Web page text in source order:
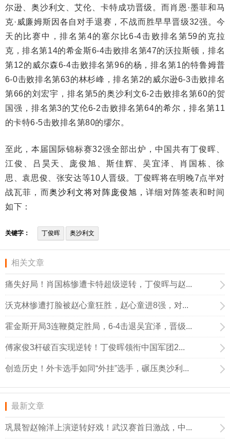
尔逊、奥沙利文、艾伦、卡特成功晋级。而肖恩·墨菲和马
克·威廉姆斯因各自对手退赛，不战而胜早早晋级32强。今
天的比赛中，排名第4的塞尔比6-4击败排名第59的克拉
克，排名第14的希金斯6-4击败排名第47的沃拉斯顿，排名
第12的威尔森6-4击败排名第96的杨，排名第1的特鲁姆普
6-0击败排名第63的林杉峰，排名第2的威尔逊6-3击败排名
第66的刘宏宇，排名第5的奥沙利文6-2击败排名第60的贺
国强，排名第3的艾伦6-2击败排名第64的希尔，排名第11
的卡特6-5击败排名第80的缪尔。
至此，本届国际锦标赛32强全部出炉，中国共有丁俊晖、
江俊、吕昊天、庞俊旭、斯佳辉、吴宜泽、肖国栋、徐
思、袁思俊、张安达等10人晋级。丁俊晖将在明晚7点半对
战瓦菲，而奥沙利文将对阵庞俊旭，详细对阵签表和时间
如下：
关键字： 丁俊晖 奥沙利文
相关文章
痛失好局！肖国栋惨遭卡特超级逆转，丁俊晖与赵...
沃克林惨遭打脸被赵心童狂胜，赵心童进8强，对...
霍金斯开局3连鞭奠定胜局，6-4击退吴宜泽，晋级...
傅家俊3杆破百实现逆转！丁俊晖领衔中国军团2...
创造历史！外卡选手如同“外挂”选手，碾压奥沙利...
最新文章
巩晨智赵翰洋上演逆转好戏！武汉赛首日激战，中...